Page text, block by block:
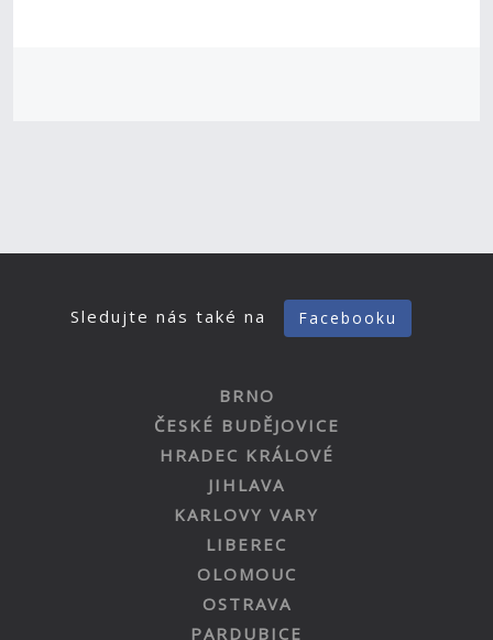
Sledujte nás také na Facebooku
BRNO
ČESKÉ BUDĚJOVICE
HRADEC KRÁLOVÉ
JIHLAVA
KARLOVY VARY
LIBEREC
OLOMOUC
OSTRAVA
PARDUBICE